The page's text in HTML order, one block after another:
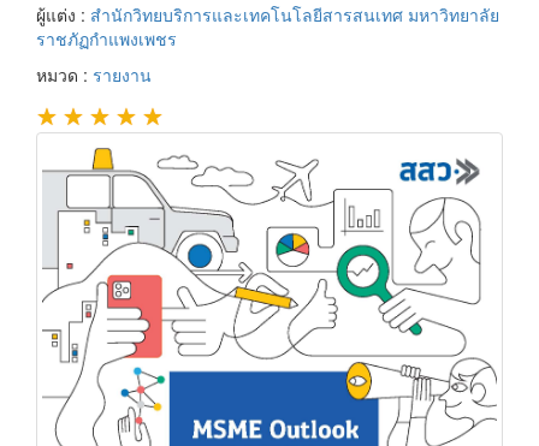
ผู้แต่ง : สำนักวิทยบริการและเทคโนโลยีสารสนเทศ มหาวิทยาลัย
ราชภัฏกำแพงเพชร
หมวด : รายงาน
★ ★ ★ ★ ★